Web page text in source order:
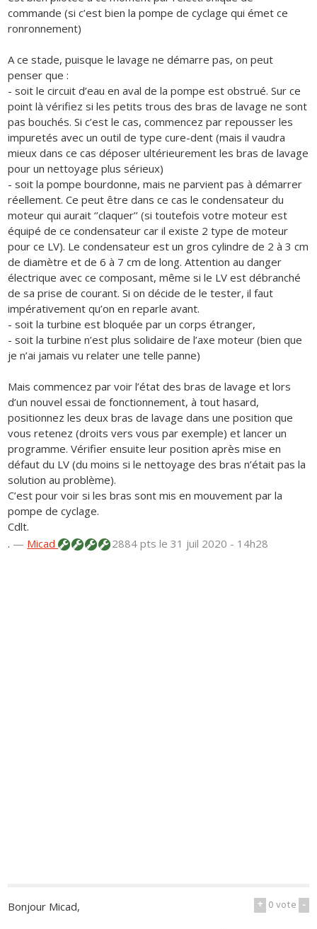
commande (si c’est bien la pompe de cyclage qui émet ce
ronronnement)
A ce stade, puisque le lavage ne démarre pas, on peut
penser que :
- soit le circuit d’eau en aval de la pompe est obstrué. Sur ce
point là vérifiez si les petits trous des bras de lavage ne sont
pas bouchés. Si c’est le cas, commencez par repousser les
impuretés avec un outil de type cure-dent (mais il vaudra
mieux dans ce cas déposer ultérieurement les bras de lavage
pour un nettoyage plus sérieux)
- soit la pompe bourdonne, mais ne parvient pas à démarrer
réellement. Ce peut être dans ce cas le condensateur du
moteur qui aurait ‘’claquer’’ (si toutefois votre moteur est
équipé de ce condensateur car il existe 2 type de moteur
pour ce LV). Le condensateur est un gros cylindre de 2 à 3 cm
de diamètre et de 6 à 7 cm de long. Attention au danger
électrique avec ce composant, même si le LV est débranché
de sa prise de courant. Si on décide de le tester, il faut
impérativement qu’on en reparle avant.
- soit la turbine est bloquée par un corps étranger,
- soit la turbine n’est plus solidaire de l’axe moteur (bien que
je n’ai jamais vu relater une telle panne)
Mais commencez par voir l’état des bras de lavage et lors
d’un nouvel essai de fonctionnement, à tout hasard,
positionnez les deux bras de lavage dans une position que
vous retenez (droits vers vous par exemple) et lancer un
programme. Vérifier ensuite leur position après mise en
défaut du LV (du moins si le nettoyage des bras n’était pas la
solution au problème).
C’est pour voir si les bras sont mis en mouvement par la
pompe de cyclage.
Cdlt.
. — Micad 2884 ptsle 31 juil 2020 - 14h28
+ 0vote -
Bonjour Micad,